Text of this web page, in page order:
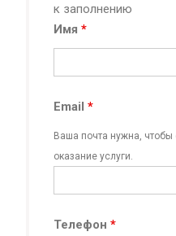
к заполнению
Имя *
Email *
Ваша почта нужна, чтобы
оказание услуги.
Телефон *